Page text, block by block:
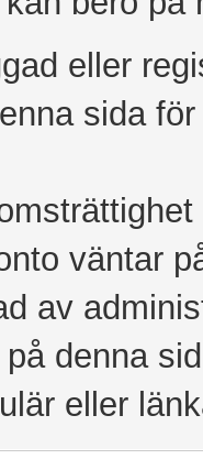
eller
sida
väntar
av
denna
eller